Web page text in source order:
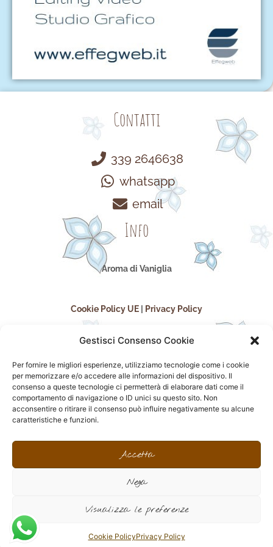
Gestisci Consenso Cookie
Per fornire le migliori esperienze, utilizziamo tecnologie come i cookie
per memorizzare e/o accedere alle informazioni del dispositivo. Il
consenso a queste tecnologie ci permetterà di elaborare dati come il
comportamento di navigazione o ID unici su questo sito. Non
acconsentire o ritirare il consenso può influire negativamente su alcune
caratteristiche e funzioni.
Accetta
Nega
Visualizza le preferenze
Cookie PolicyPrivacy Policy
Contatti
339 2646638
whatsapp
email
Info
Aroma di Vaniglia
Cookie Policy UE Privacy Policy
seguici sui social
F
e
k
f
I
n
t
a
a
P
i
t
s
F
c